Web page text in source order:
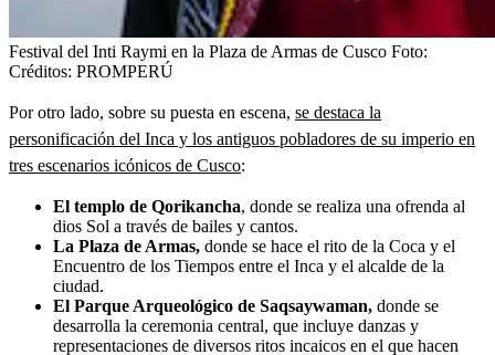
Festival del Inti Raymi en la Plaza de Armas de Cusco Foto:
Créditos: PROMPERÚ
Por otro lado, sobre su puesta en escena, se destaca la
personificación del Inca y los antiguos pobladores de su imperio en
tres escenarios icónicos de Cusco:
El templo de Qorikancha, donde se realiza una ofrenda al
dios Sol a través de bailes y cantos.
La Plaza de Armas, donde se hace el rito de la Coca y el
Encuentro de los Tiempos entre el Inca y el alcalde de la
ciudad.
El Parque Arqueológico de Saqsaywaman, donde se
desarrolla la ceremonia central, que incluye danzas y
representaciones de diversos ritos incaicos en el que hacen